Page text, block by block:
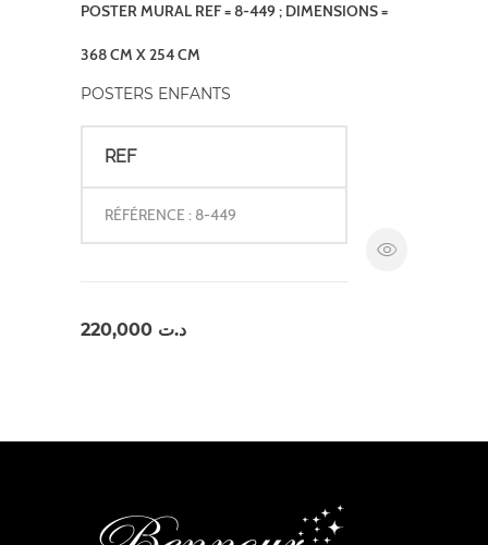
POSTER MURAL REF = 8-449 ; DIMENSIONS =
368 CM X 254 CM
POSTERS ENFANTS
REF
RÉFÉRENCE : 8-449
د.ت